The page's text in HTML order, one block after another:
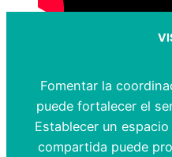
Fomentar la
puede fortalecer el
Establecer un
compartida puede